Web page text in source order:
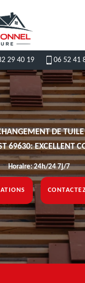
29 40 19 06 52 41
DE
69630: EXCELLENT
Horaire: 24h/24 7j/7